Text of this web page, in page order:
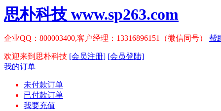
思朴科技 www.sp263.com
企业QQ：800003400,客户经理：13316896151（微信同号） 帮
欢迎来到思朴科技 [会员注册] [会员登陆]
我的订单
未付款订单
已付款订单
我要充值